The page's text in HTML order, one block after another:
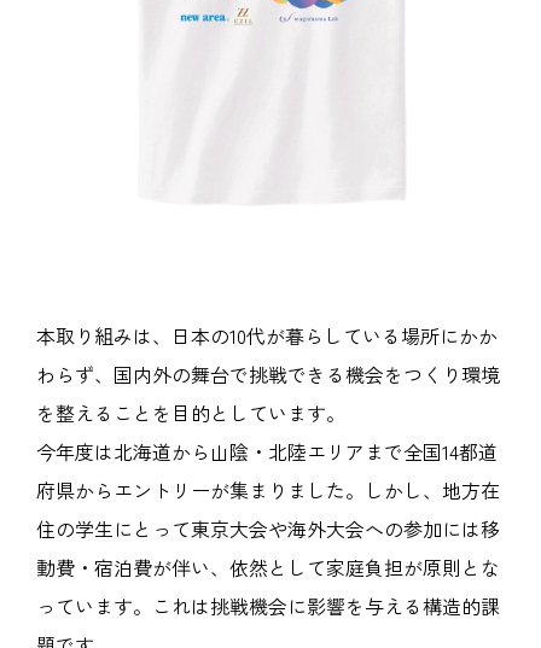
本取り組みは、日本の10代が暮らしている場所にかか
わらず、国内外の舞台で挑戦できる機会をつくり環境
を整えることを目的としています。
今年度は北海道から山陰・北陸エリアまで全国14都道
府県からエントリーが集まりました。しかし、地方在
住の学生にとって東京大会や海外大会への参加には移
動費・宿泊費が伴い、依然として家庭負担が原則とな
っています。これは挑戦機会に影響を与える構造的課